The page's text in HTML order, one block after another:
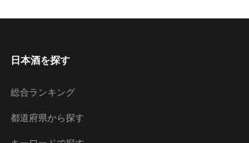
日本酒を探す
総合ランキング
都道府県から探す